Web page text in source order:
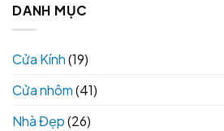
DANH MỤC
Cửa Kính(19)
Cửa nhôm(41)
Nhà Đẹp(26)